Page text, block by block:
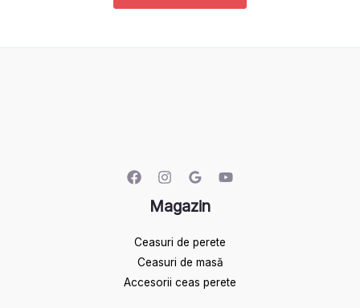
Magazin
Ceasuri de perete
Ceasuri de masă
Accesorii ceas perete